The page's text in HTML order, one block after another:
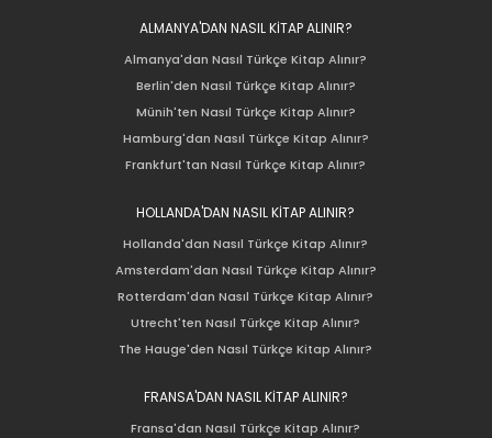
ALMANYA'DAN NASIL KİTAP ALINIR?
Almanya'dan Nasıl Türkçe Kitap Alınır?
Berlin'den Nasıl Türkçe Kitap Alınır?
Münih'ten Nasıl Türkçe Kitap Alınır?
Hamburg'dan Nasıl Türkçe Kitap Alınır?
Frankfurt'tan Nasıl Türkçe Kitap Alınır?
HOLLANDA'DAN NASIL KİTAP ALINIR?
Hollanda'dan Nasıl Türkçe Kitap Alınır?
Amsterdam'dan Nasıl Türkçe Kitap Alınır?
Rotterdam'dan Nasıl Türkçe Kitap Alınır?
Utrecht'ten Nasıl Türkçe Kitap Alınır?
The Hauge'den Nasıl Türkçe Kitap Alınır?
FRANSA'DAN NASIL KİTAP ALINIR?
Fransa'dan Nasıl Türkçe Kitap Alınır?